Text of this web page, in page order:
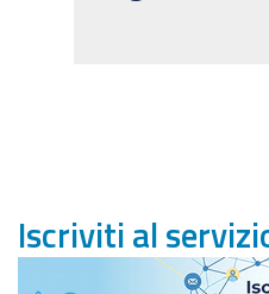
Iscriviti al